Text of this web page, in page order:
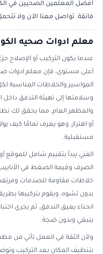
أفضل المعلمين الصحيين في
فائقة. تواصل معنا الآن ولا
معلم ادوات صحيه
عندما يكون التركيب أو الإصلاح
أعلى مستوى، فإن معلم ادوات
المواسير والخلاطات المناسبة
وسلامتها إلى تهيئة التدفق
والمظهر العام، مما يحقق لك
أو اهتزاز، وهو يعرف تمامًا كيف
مستقبلية.
الفني يبدأ بتقييم شامل للموقع
الصرف وقيمة الضغط في
خلاطات مقاومة للصدمات
بدون تشوه، ويقوم بتركيبها
انحناء يعيق التدفق، ثم يجري
ينبغي وبدون ضجة.
ولأن الثقة في العمل تأتي من
بتنظيف المكان بعد التركيب